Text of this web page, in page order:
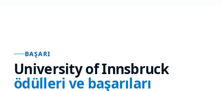
BAŞARI
University of Innsbruck
ödülleri ve başarıları